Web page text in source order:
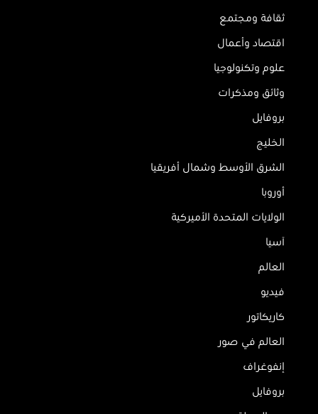
ثقافة ومجتمع
اقتصاد وأعمال
علوم وتكنولوجيا
وثائق ومذكرات
بروفايل
الخليج
الشرق الأوسط وشمال أفريقيا
أوروبا
الولايات المتحدة الأميركية
آسيا
العالم
فيديو
كاريكاتور
العالم في صور
إنفوغراف
بروفايل